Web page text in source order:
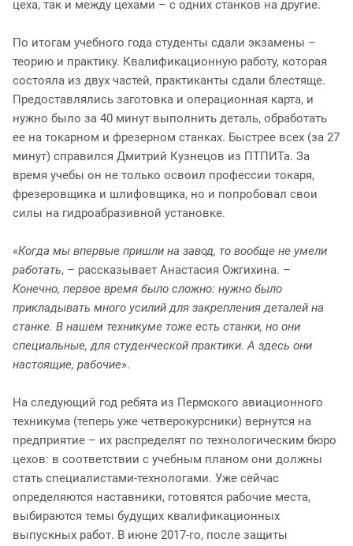
цеха, так и между цехами – с одних станков на другие.
По итогам учебного года студенты сдали экзамены –
теорию и практику. Квалификационную работу, которая
состояла из двух частей, практиканты сдали блестяще.
Предоставлялись заготовка и операционная карта, и
нужно было за 40 минут выполнить деталь, обработать
ее на токарном и фрезерном станках. Быстрее всех (за 27
минут) справился Дмитрий Кузнецов из ПТПИТа. За
время учебы он не только освоил профессии токаря,
фрезеровщика и шлифовщика, но и попробовал свои
силы на гидроабразивной установке.
«Когда мы впервые пришли на завод, то вообще не умели
работать, – рассказывает Анастасия Ожгихина. –
Конечно, первое время было сложно: нужно было
прикладывать много усилий для закрепления деталей на
станке. В нашем техникуме тоже есть станки, но они
специальные, для студенческой практики. А здесь они
настоящие, рабочие».
На следующий год ребята из Пермского авиационного
техникума (теперь уже четверокурсники) вернутся на
предприятие – их распределят по технологическим бюро
цехов: в соответствии с учебным планом они должны
стать специалистами-технологами. Уже сейчас
определяются наставники, готовятся рабочие места,
выбираются темы будущих квалификационных
выпускных работ. В июне 2017-го, после защиты